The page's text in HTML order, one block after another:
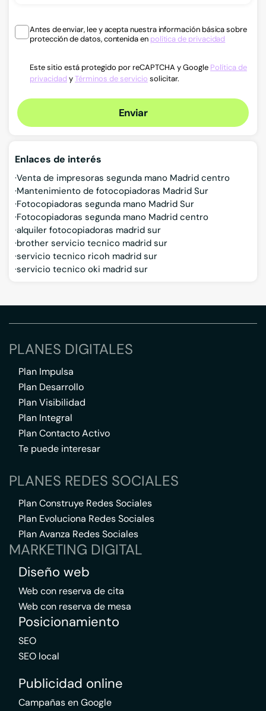
Antes de enviar, lee y acepta nuestra información básica sobre
protección de datos, contenida en política de privacidad
Este sitio está protegido por reCAPTCHA y Google Política de
privacidad yTérminos de servicio solicitar.
Enviar
Enlaces de interés
Venta de impresoras segunda mano Madrid centro
Mantenimiento de fotocopiadoras Madrid Sur
Fotocopiadoras segunda mano Madrid Sur
Fotocopiadoras segunda mano Madrid centro
alquiler fotocopiadoras madrid sur
brother servicio tecnico madrid sur
servicio tecnico ricoh madrid sur
servicio tecnico oki madrid sur
PLANES DIGITALES
Plan Impulsa
Plan Desarrollo
Plan Visibilidad
Plan Integral
Plan Contacto Activo
Te puede interesar
PLANES REDES SOCIALES
Plan Construye Redes Sociales
Plan Evoluciona Redes Sociales
Plan Avanza Redes Sociales
MARKETING DIGITAL
Diseño web
Web con reserva de cita
Web con reserva de mesa
Posicionamiento
SEO
SEO local
Publicidad online
Campañas en Google